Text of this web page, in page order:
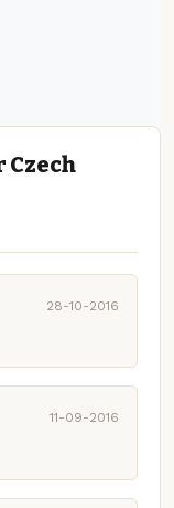
Czech
28-10-2016
11-09-2016